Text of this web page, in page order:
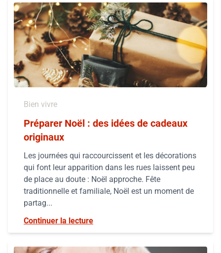
Bien vivre
Préparer Noël : des idées de cadeaux
originaux
Les journées qui raccourcissent et les décorations
qui font leur apparition dans les rues laissent peu
de place au doute : Noël approche. Fête
traditionnelle et familiale, Noël est un moment de
partag...
Continuer la lecture